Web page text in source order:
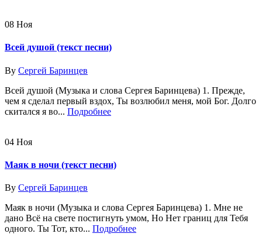
08 Ноя
Всей душой (текст песни)
By Сергей Баринцев
Всей душой (Музыка и слова Сергея Баринцева) 1. Прежде,
чем я сделал первый вздох, Ты возлюбил меня, мой Бог. Долго
скитался я во... Подробнее
04 Ноя
Маяк в ночи (текст песни)
By Сергей Баринцев
Маяк в ночи (Музыка и слова Сергея Баринцева) 1. Мне не
дано Всё на свете постигнуть умом, Но Нет границ для Тебя
одного. Ты Тот, кто... Подробнее